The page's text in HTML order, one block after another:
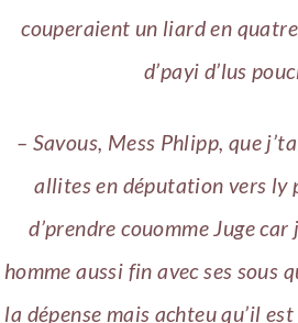
couperaient un liard en
d’payi d’lus
– Savous, Mess Phlipp, que
allites en députation vers ly
d’prendre couomme Juge car
homme aussi fin avec ses sous
la dépense mais achteu qu’il